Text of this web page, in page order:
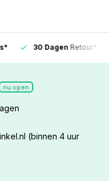
30 DagenRetour*
nu open
(binnen 4 uur